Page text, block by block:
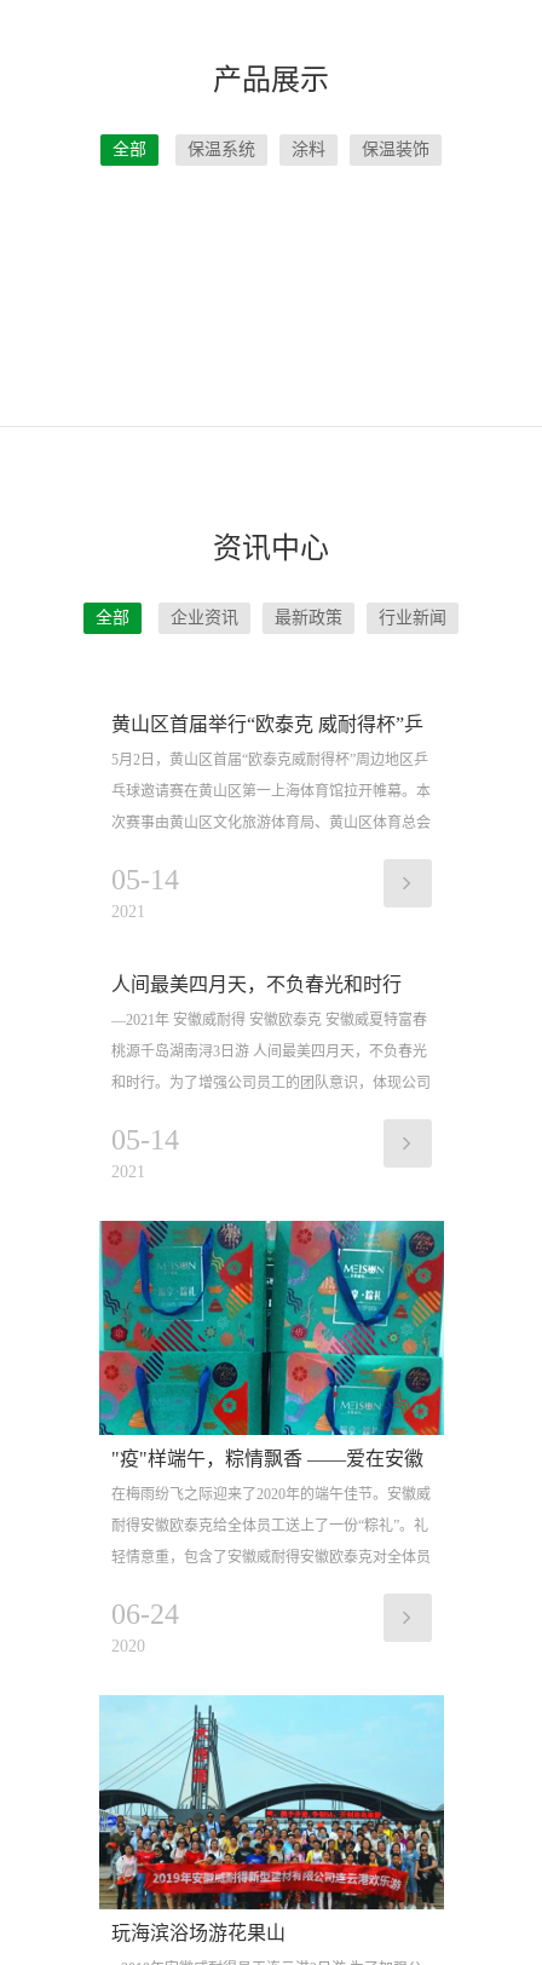
产品展示
全部 保温系统 涂料 保温装饰
资讯中心
全部 企业资讯 最新政策 行业新闻
黄山区首届举行“欧泰克 威耐得杯”乒
乓球比赛圆满成功
5月2日，黄山区首届“欧泰克威耐得杯”周边地区乒
乓球邀请赛在黄山区第一上海体育馆拉开帷幕。本
次赛事由黄山区文化旅游体育局、黄山区体育总会
05-14
2021
人间最美四月天，不负春光和时行
—2021年 安徽威耐得 安徽欧泰克 安徽威夏特富春
桃源千岛湖南浔3日游 人间最美四月天，不负春光
和时行。为了增强公司员工的团队意识，体现公司
05-14
2021
"疫"样端午，粽情飘香 ——爱在安徽
威耐得&安徽欧泰克
在梅雨纷飞之际迎来了2020年的端午佳节。安徽威
耐得安徽欧泰克给全体员工送上了一份“粽礼”。礼
轻情意重，包含了安徽威耐得安徽欧泰克对全体员
06-24
2020
玩海滨浴场游花果山